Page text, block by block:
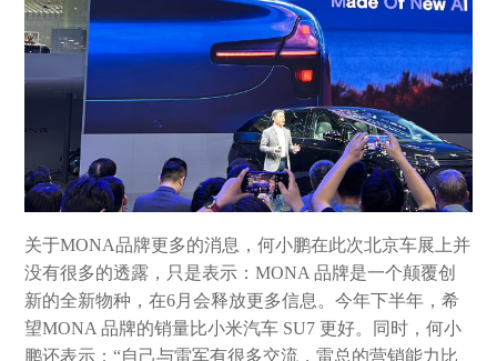
关于MONA品牌更多的消息，何小鹏在此次北京车展上并
没有很多的透露，只是表示：MONA 品牌是一个颠覆创
新的全新物种，在6月会释放更多信息。今年下半年，希
望MONA 品牌的销量比小米汽车 SU7 更好。同时，何小
鹏还表示：“自己与雷军有很多交流，雷总的营销能力比